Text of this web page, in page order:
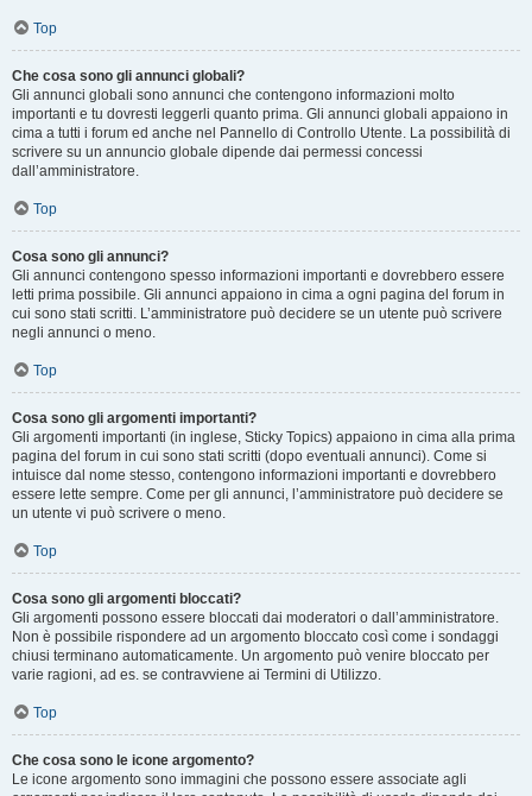
Top
Che cosa sono gli annunci globali?
Gli annunci globali sono annunci che contengono informazioni molto
importanti e tu dovresti leggerli quanto prima. Gli annunci globali appaiono in
cima a tutti i forum ed anche nel Pannello di Controllo Utente. La possibilità di
scrivere su un annuncio globale dipende dai permessi concessi
dall’amministratore.
Top
Cosa sono gli annunci?
Gli annunci contengono spesso informazioni importanti e dovrebbero essere
letti prima possibile. Gli annunci appaiono in cima a ogni pagina del forum in
cui sono stati scritti. L’amministratore può decidere se un utente può scrivere
negli annunci o meno.
Top
Cosa sono gli argomenti importanti?
Gli argomenti importanti (in inglese, Sticky Topics) appaiono in cima alla prima
pagina del forum in cui sono stati scritti (dopo eventuali annunci). Come si
intuisce dal nome stesso, contengono informazioni importanti e dovrebbero
essere lette sempre. Come per gli annunci, l’amministratore può decidere se
un utente vi può scrivere o meno.
Top
Cosa sono gli argomenti bloccati?
Gli argomenti possono essere bloccati dai moderatori o dall’amministratore.
Non è possibile rispondere ad un argomento bloccato così come i sondaggi
chiusi terminano automaticamente. Un argomento può venire bloccato per
varie ragioni, ad es. se contravviene ai Termini di Utilizzo.
Top
Che cosa sono le icone argomento?
Le icone argomento sono immagini che possono essere associate agli